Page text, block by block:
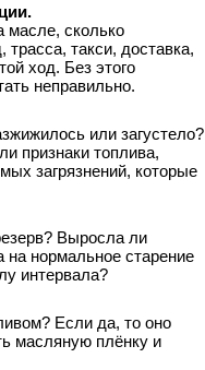
масле, сколько
такси, доставка,
ход. Без этого
неправильно.
или загустело?
признаки топлива,
загрязнений, которые
Выросла ли
на нормальное старение
интервала?
Если да, то оно
масляную плёнку и